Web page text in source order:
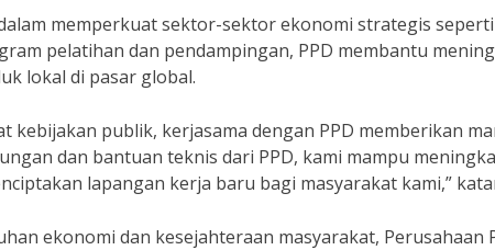
memperkuat sektor-sektor ekonomi strategis
pelatihan dan pendampingan, PPD membantu
lokal di pasar global.
kebijakan publik, kerjasama dengan PPD memberikan
dan bantuan teknis dari PPD, kami mampu
lapangan kerja baru bagi masyarakat kami,”
ekonomi dan kesejahteraan masyarakat, Perusahaan